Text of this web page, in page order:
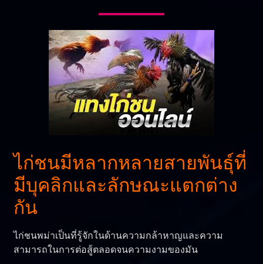
ไก่ชนมีหลากหลายสายพันธุ์ที่
มีบุคลิกและลักษณะแตกต่าง
กัน
ไก่ชนพม่าเป็นที่รู้จักในด้านความกล้าหาญและความ
สามารถในการต่อสู้ตลอดจนความงามของมัน